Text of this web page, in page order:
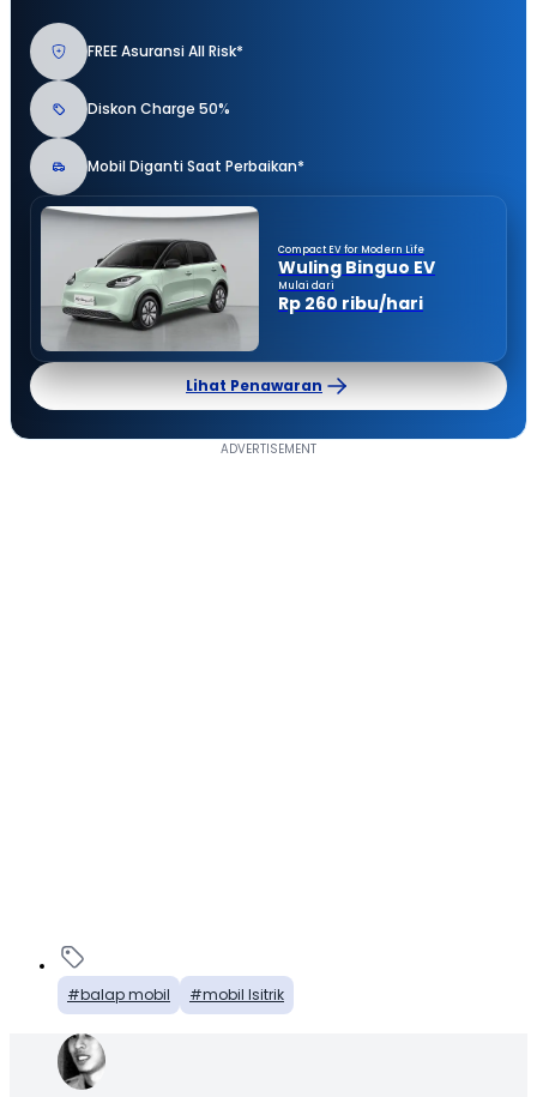
FREE Asuransi All Risk*
Diskon Charge 50%
Mobil Diganti Saat Perbaikan*
Compact EV for Modern Life
Wuling Binguo EV
Mulai dari
Rp 260 ribu/hari
Lihat Penawaran
balap mobil mobil lsitrik